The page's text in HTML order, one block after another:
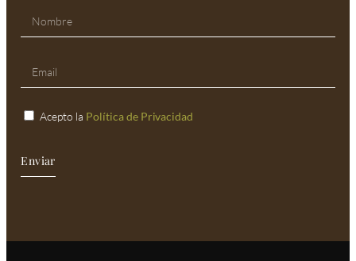
Acepto la Política de Privacidad
Enviar